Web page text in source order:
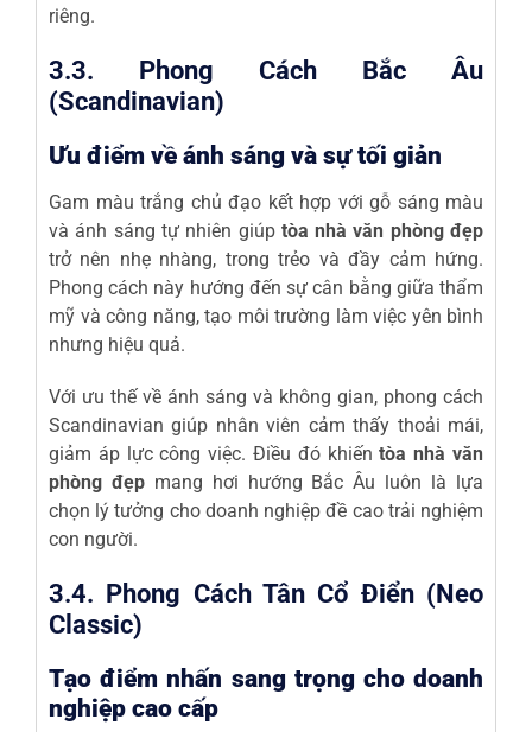
riêng.
3.3. Phong Cách Bắc Âu
(Scandinavian)
Ưu điểm về ánh sáng và sự tối giản
Gam màu trắng chủ đạo kết hợp với gỗ sáng màu
và ánh sáng tự nhiên giúp tòa nhà văn phòng đẹp
trở nên nhẹ nhàng, trong trẻo và đầy cảm hứng.
Phong cách này hướng đến sự cân bằng giữa thẩm
mỹ và công năng, tạo môi trường làm việc yên bình
nhưng hiệu quả.
Với ưu thế về ánh sáng và không gian, phong cách
Scandinavian giúp nhân viên cảm thấy thoải mái,
giảm áp lực công việc. Điều đó khiếntòa nhà văn
phòng đẹpmang hơi hướng Bắc Âu luôn là lựa
chọn lý tưởng cho doanh nghiệp đề cao trải nghiệm
con người.
3.4. Phong Cách Tân Cổ Điển (Neo
Classic)
Tạo điểm nhấn sang trọng cho doanh
nghiệp cao cấp